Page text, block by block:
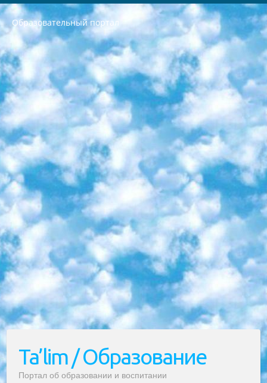
Образовательный портал
РЕСПУБЛИКА УЗБЕКИСТАН МИНИСТРЕРСТВО ДОШКОЛЬНОГО И ШКОЛЬНОГО ОБРАЗОВАНИЯ КОМАНДА в общеобразовательных учреждениях в 2023-2024 учебном году организация и проведение итоговой государственной аттестации обучающихся о Министра дошкольного и школьного образования Республики Узбекистан от 4 марта 2008 года (постановлением Минюста от 20 марта 2008 года № 1778 государственной регистрации) «Итоговое состояние учащихся общего среднего образования на основании положения об утверждении положения об аттестации общего среднего образования выпускной экзамен студентов в образовательных учреждениях в 2023-2024 учебном году В целях организации и прохождения аттестации приказываю: 1. Следующее: перечень предметов, по которым будет проводиться итоговая государственная аттестация и экзамен формы перевода согласно приложению 1; сертификаты международного образца, оценивающие уровень владения иностранными языками перечень согласно приложению 2; 2. Педагогический при специализированных образовательных учреждениях. научно-практический центр квалификации и международной оценки (Д.Давидова) 2024 г. До 25 марта: задания по предметам, по которым будет проводиться итоговая аттестация разработка и утверждение технических условий; итоговая аттестация на основании разработанного предметного задания разработка вопросов по предметам (устно и письменно), экзамен передача; общеобразовательные средние школы и специальные учебные заведения учащиеся выпускных классов школ и интернатов в агентской системе подготовка базы данных экзаменационных материалов и критериев оценки; перевод базы экзаменационных материалов на все языки обучения подать в Республиканский образовательный центр для изготовления; варианты экзаменов на основе разработанных контрольных материалов пусть будут поставлены задачи формирования. 3. Республиканский образовательный центр (Ш.Худайкулов) до 5 апреля 2024 года. до: база данных предоставленных экзаменационных материалов на все языки обучения перевод и экспертиза; для слепых, слабовидящих, глухих, слабослышащих и умственно отсталых детей учащиеся выпускных классов специализированных школ и школ-интернатов база данных экзаменационных материалов на всех преподаваемых языках подготовка критериев оценки; специализированные школы для умственно отсталых детей и технологии для учащихся выпускных классов школ-интернатов разработка соответствующих рекомендаций и критериев проведения ЕГЭ по естествознанию давать задания. 4. Педагогический при специализированных образовательных учреждениях. Научно-практический центр навыков и международной оценки (Д.Давидова), Республика образовательный центр (Худайкулов Ш.) итоговый государственный аттестационный экзамен ориентирован на творческое и логическое мышление при подготовке базы материалов учитывать введение заданий. 5. Следует отметить, что: сертификат государственного образца о знании общеобразовательного предмета и как минимум национальный уровень B1 по предметам на иностранных языках, указанным в Приложении 2. или международно признанный сертификат эквивалентного уровня студенты, изучающие определенный предмет, освобождаются от экзамена; по соответствующим предметам запланирована итоговая государственная аттестация за день до дня, путем жеребьевки Рабочей группой (в письменной форме по предметам, проводимым в форме) из числа сформированных вариантов выбрано 2 варианта; 2 выбранных варианта экзамена анонсированы на официальном сайте министерства и все выпускники по всей стране на основе этих вариантов проводит итоговую государственную аттестацию. 6. Государственное образование учащихся средних общеобразовательных учреждений. знания в соответствии с квалификационными требованиями, которые необходимо приобрести на основании стандартов итоговый (выпускной) контроль для 9 и 11 классов в целях тестирования Экзамены (далее – экзамены) состоят из предметов, перечисленных в приложении 1. будет сделано. 7. Экзамены пройдут с 26 мая по 15 июня 2024 г. (кроме науки физического воспитания). 8. Физическая для учащихся 9 классов общесредних образовательных учреждений. Экзамены по предмету «Образование, квалификация медицина» 1-6 мая 2024 года. сотрудники перевести под присмотр (с отклонениями в физическом или умственном развитии) специализированная школа для детей, школы-интернаты и со сколиозом школы-интернаты санаторного типа для больных детей исключены). 9. Он был слепым, слабовидящим и имел нарушения опорно-двигательного аппарата. экзамены в специализированных школах и интернатах для детей должны проводиться исходя из требований, предъявляемых к общеобразовательным учреждениям (физкультура кроме науки). 10. Специализированная школа для глухих и слабослышащих детей. и экзамены в интернатах и быть реализован в виде письменного теста по математике. 11. Специальность для умственно отсталых детей. Для 9 класса Родной язык и литературное письмо Государственный язык (язык обучения – узбекский). для неклассов) написано Математическое письмо Письменная/устная история Узбекистана Физическое воспитание практично Итоговый контроль Для 11 класса Написание родного языка и литературы (эссе) Математическое письмо Узбекский язык (обучение на узбекском языке) не посещающее общее среднее образование для учреждений)/Образовательное учреждение выбор письменный и устный Иностранный язык письменный/устный Письменная/устная история Узбекистана *По выбору студента:  Химия  Физика  Основы государственного права  География 10 бесплатных образовательных ресурсов - Мы составили подборку онлайн-проектов с интерактивными упражнениями, видеолекциями и статьями. Они помогут вам обрести новые и освежить старые знания бесплатно. 1. «ИНТУИТ» Старейшая образовательная площадка Рунета. Здесь вы найдёте сотни текстовых и видеокурсов на десятки различных тем — от программирования до психологии. Многие курсы подготовлены российскими университетами и крупными международными компаниями вроде Intel и Microsoft. Самостоятельное обучение бесплатное, но желающие могут оплатить услуги персональных наставников. 2. «Смартия» знакомит с актуальными профессиями и подсказывает, как им обучаться. Выбрав заинтересовавшую вас специальность — SMM-специалист, фотограф, веб-дизайнер или другую, — увидите список необходимых для неё умений. Чтобы вы могли освоить их самостоятельно, для каждого умения площадка отображает подборку ссылок на учебные материалы. Хотя «Смартия» ориентируется на русскоязычную аудиторию, часть контента всё же доступна только на английском. 3. «Лекторий Физтеха» Проект Московского физико-технического института (Физтеха). С его помощью вы можете смотреть онлайн серии лекций, записанные на видео в этом вузе. В числе доступных предметов — физика, биология, химия, информационные технологии и другие. К некоторым лекциям администрация ресурса прилагает готовые конспекты, которые можно скачивать в PDF-формате. 4. ITMOcourses Онлайн-площадка Санкт-Петербургского национального исследовательского университета информационных технологий, механики и оптики (ИТМО). Ресурс предоставляет свободный доступ к курсам, разработанным в этом вузе. Каталог материалов разбит на четыре категории: «Оптические системы и технологии», «Приборостроение и робототехника», «Информационные технологии» и «Биотехнологии». Курсы состоят из видеолекций, интерактивных демонстраций и заданий. 5. «КиберЛенинка» Электронная научная библиотека открытого доступа. Каталог площадки регулярно обрастает текстами статей из различных научных изданий. Сгруппированные по журналам и рубрикам публикации можно читать онлайн или скачивать целиком в PDF-формате. Проект нацелен на популяризацию науки за счёт открытого доступа к качественной информации. 6. «ПостНаука» На этом ресурсе публикуют подборки видеолекций, составленные экспертами из разных отраслей и объединённые общими темами. Среди них, к примеру, есть серии «Биоинформатика и геномика», «Культура средневековой Скандинавии» и Cinema Studies о теории кино. Каждая подборка лекций — логически связанная история, рассказанная экспертом от первого лица. Кроме того, на сайте появляются научно-образовательные статьи и тесты на разные темы. 7. «Newочём» Команда проекта «Newочём» отбирает самые интересные тексты из англоязычных СМИ и переводит те из них, за которые голосуют участники сообщества «ВКонтакте». По большей части это научно-популярные статьи. Редакторы придумывают лишь заголовки, в остальном содержание переводов соответствует оригиналам. Полные тексты можно читать прямо в социальной сети. 8. InternetUrok Онлайн-база материалов по основным дисциплинам школьной программы. Информация на сайте структурирована по классам, предметам и темам (урокам). Каждый урок состоит из видеолекций и конспектов. Есть также интерактивные тренажёры и тесты для закрепления пройденного материала. Даже если вы давно окончили школу, возможность повторить программу старших классов всегда может пригодиться. 9. Edutainme Ещё один ресурс об образовании. В отличие от Newtonew, как мне кажется, Edutainme больше ориентируется на представителей индустрии: педагогов, предпринимателей, разработчиков образовательных проектов. Но и любой, кто просто стремится к саморазвитию, найдёт на сайте много полезного и интересного для себя. Например, информацию о новых курсах и образовательных сервисах. 10. Newtonew Онлайн-медиа об образовании и обучении в широком смысле. Авторы Newtonew пишут об инструментах, заведениях, тактиках и стратегиях, которые помогают учить других и получать новые знания самостоятельно. На этой площадке вы найдёте новости, обзоры, аналитические мат
Ta’lim / Образование
Портал об образовании и воспитании